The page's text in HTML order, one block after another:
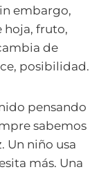
embargo,
hoja, fruto,
de
posibilidad.
pensando
sabemos
Un niño usa
más. Una